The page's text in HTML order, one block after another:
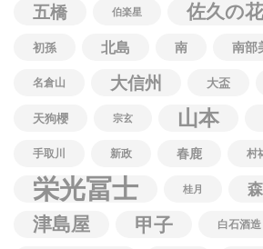
五橋
伯楽星 佐久の花
初孫 北島 南 南部
名倉山 大信州 大盃
天狗櫻 宗玄 山本
手取川 新政 春鹿 村
栄光冨士 桂月
津島屋 甲子 白石酒造